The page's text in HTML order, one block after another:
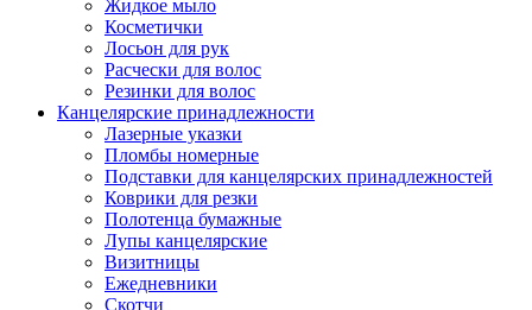
Жидкое мыло
Косметички
Лосьон для рук
Расчески для волос
Резинки для волос
Канцелярские принадлежности
Лазерные указки
Пломбы номерные
Подставки для канцелярских принадлежностей
Коврики для резки
Полотенца бумажные
Лупы канцелярские
Визитницы
Ежедневники
Скотчи